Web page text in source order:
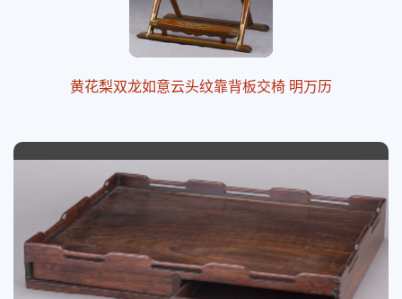
黄花梨双龙如意云头纹靠背板交椅 明万历